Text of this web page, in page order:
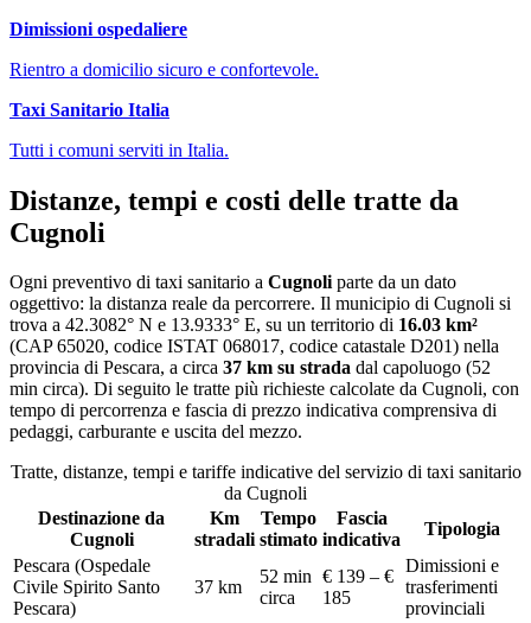
Dimissioni ospedaliere
Rientro a domicilio sicuro e confortevole.
Taxi Sanitario Italia
Tutti i comuni serviti in Italia.
Distanze, tempi e costi delle tratte da
Cugnoli
Ogni preventivo di taxi sanitario a Cugnoliparte da un dato
oggettivo: la distanza reale da percorrere. Il municipio di Cugnoli si
trova a 42.3082° N e 13.9333° E, su un territorio di 16.03 km²
(CAP65020, codice ISTAT 068017, codice catastale D201) nella
provincia di Pescara, a circa 37 km su strada dal capoluogo (52
min circa). Di seguito le tratte più richieste calcolate da Cugnoli, con
tempo di percorrenza e fascia di prezzo indicativa comprensiva di
pedaggi, carburante e uscita del mezzo.
Tratte, distanze, tempi e tariffe indicative del servizio di taxi sanitario
da Cugnoli
Destinazione da
Cugnoli
Km
stradali
Tempo
stimato
Fascia
indicativa
Tipologia
Pescara (Ospedale
Civile Spirito Santo
Pescara)
37 km
52 min
circa
€ 139 – €
185
Dimissioni e
trasferimenti
provinciali